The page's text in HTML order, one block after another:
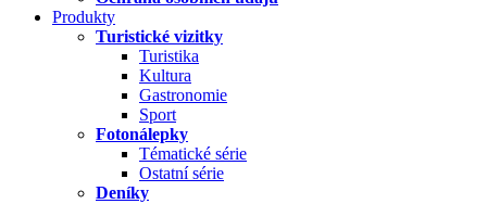
Produkty
Turistické vizitky
Turistika
Kultura
Gastronomie
Sport
Fotonálepky
Tématické série
Ostatní série
Deníky